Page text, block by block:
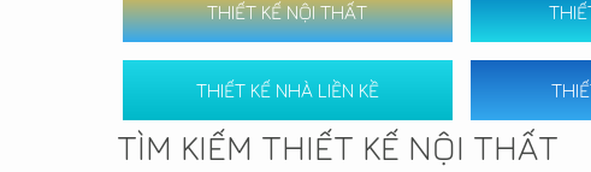
THIẾT KẾ NỘI THẤT
THIẾT KẾ NHÀ LIỀN KỀ
TÌM KIẾM THIẾT KẾ NỘI THẤT